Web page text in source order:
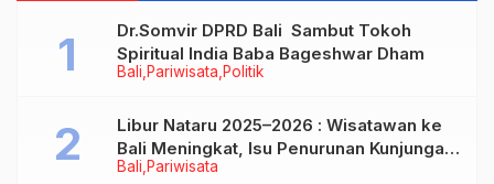
Bali Pariwisata Politik
Dr.Somvir DPRD Bali Sambut Tokoh
Spiritual India Baba Bageshwar Dham
Bali Pariwisata
Libur Nataru 2025–2026 : Wisatawan ke
Bali Meningkat, Isu Penurunan Kunjungan
Tidak Benar